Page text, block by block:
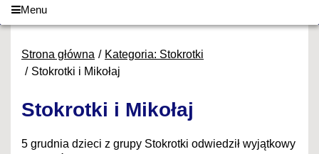
Menu
Strona główna
Kategoria: Stokrotki
Stokrotki i Mikołaj
Stokrotki i Mikołaj
5 grudnia dzieci z grupy Stokrotki odwiedził wyjątkowy